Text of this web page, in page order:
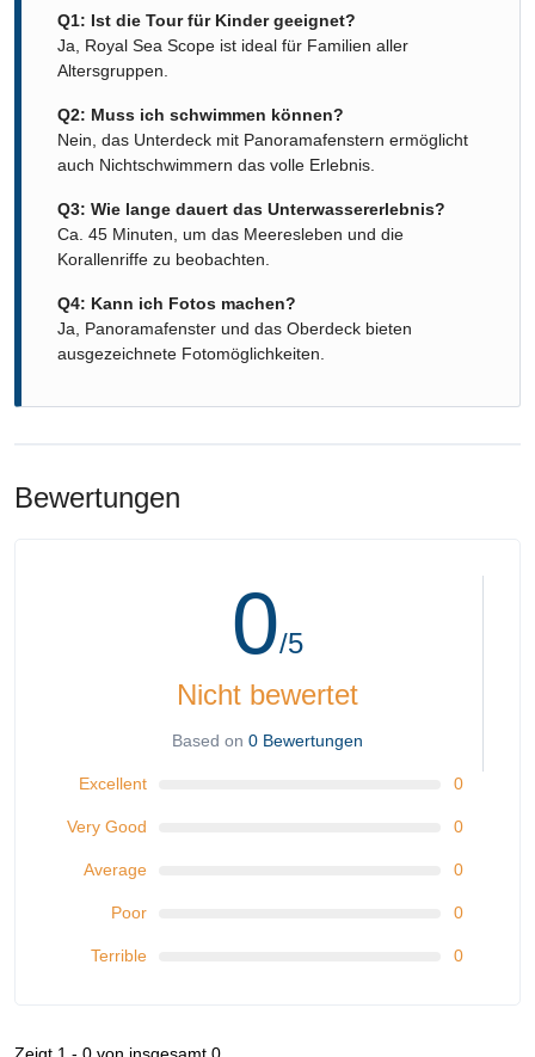
Q1: Ist die Tour für Kinder geeignet?
Ja, Royal Sea Scope ist ideal für Familien aller
Altersgruppen.
Q2: Muss ich schwimmen können?
Nein, das Unterdeck mit Panoramafenstern ermöglicht
auch Nichtschwimmern das volle Erlebnis.
Q3: Wie lange dauert das Unterwassererlebnis?
Ca. 45 Minuten, um das Meeresleben und die
Korallenriffe zu beobachten.
Q4: Kann ich Fotos machen?
Ja, Panoramafenster und das Oberdeck bieten
ausgezeichnete Fotomöglichkeiten.
Bewertungen
0/5
Nicht bewertet
Based on 0 Bewertungen
Excellent 0
Very Good 0
Average 0
Poor 0
Terrible 0